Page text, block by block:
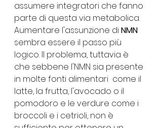
assumere integratori che fanno
parte di questa via metabolica.
Aumentare l'assunzione di NMN
sembra essere il passo più
logico. Il problema, tuttavia è
che sebbene l'NMN sia presente
in molte fonti alimentari  come il
latte, la frutta, l'avocado o il
pomodoro e le verdure come i
broccoli e i cetrioli, non è